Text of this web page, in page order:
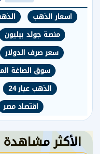
اسعار الذهب
منصة جولد بيليون
سعر صرف الدولار
سوق الصاغة
الذهب عيار 24
اقتصاد مصر
الأكثر مشاهدة